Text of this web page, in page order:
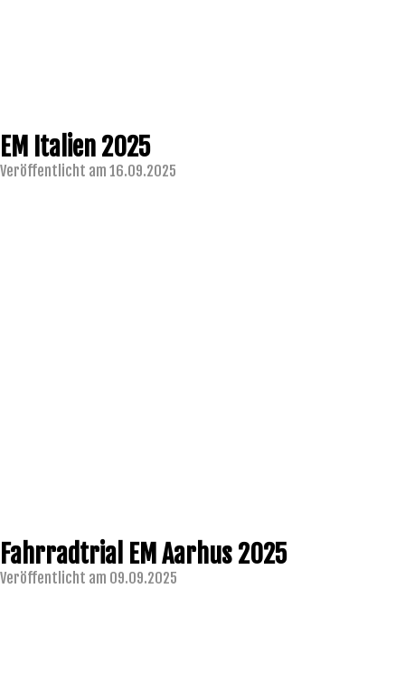
EM Italien 2025
Veröffentlicht am 16.09.2025
Fahrradtrial EM Aarhus 2025
Veröffentlicht am 09.09.2025